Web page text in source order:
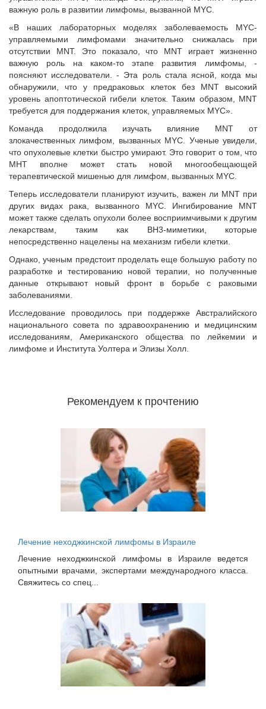
важную роль в развитии лимфомы, вызванной MYC.
«В наших лабораторных моделях заболеваемость MYC-
управляемыми лимфомами значительно снижалась при
отсутствии MNT. Это показало, что MNT играет жизненно
важную роль на каком-то этапе развития лимфомы, -
поясняют исследователи. - Эта роль стала ясной, когда мы
обнаружили, что у предраковых клеток без MNT высокий
уровень апоптотической гибели клеток. Таким образом, MNT
требуется для поддержания клеток, управляемых MYC».
Команда продолжила изучать влияние MNT от
злокачественных лимфом, вызванных MYC. Ученые увидели,
что опухолевые клетки быстро умирают. Это говорит о том, что
МНТ вполне может стать новой многообещающей
терапевтической мишенью для лимфом, вызванных MYC.
Теперь исследователи планируют изучить, важен ли МNT при
других видах рака, вызванного MYC. Ингибирование MNT
может также сделать опухоли более восприимчивыми к другим
лекарствам, таким как BH3-миметики, которые
непосредственно нацелены на механизм гибели клетки.
Однако, ученым предстоит проделать еще большую работу по
разработке и тестированию новой терапии, но полученные
данные открывают новый фронт в борьбе с раковыми
заболеваниями.
Исследование проводилось при поддержке Австралийского
национального совета по здравоохранению и медицинским
исследованиям, Американского общества по лейкемии и
лимфоме и Института Уолтера и Элизы Холл.
Рекомендуем к прочтению
Лечение неходжкинской лимфомы в Израиле
Лечение неходжкинской лимфомы в Израиле ведется
опытными врачами, экспертами международного класса.
Свяжитесь со спец...